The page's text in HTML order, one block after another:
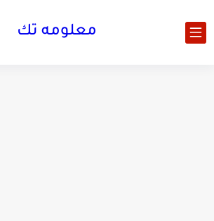
معلومه تك